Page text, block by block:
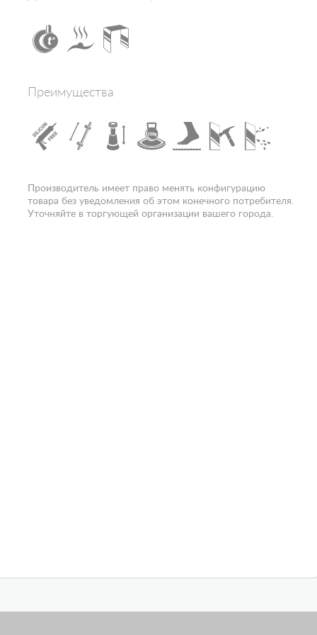
Электропитание, В
Конструкция дверей
Цвет полотна двери
Вход
спереди
Гарантия
1 год
Преимущества
Производитель имеет право менять конфигурацию
товара без уведомления об этом конечного потребителя.
Уточняйте в торгующей организации вашего города.